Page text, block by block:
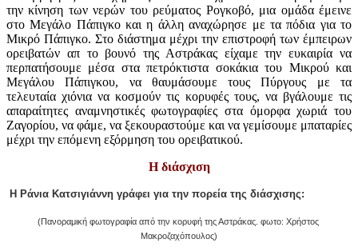
την κίνηση των νερών του ρεύματος Ρογκοβό, μια ομάδα έμεινε
στο Μεγάλο Πάπιγκο και η άλλη αναχώρησε με τα πόδια για το
Μικρό Πάπιγκο. Στο διάστημα μέχρι την επιστροφή των έμπειρων
ορειβατών απ το βουνό της Αστράκας είχαμε την ευκαιρία να
περπατήσουμε μέσα στα πετρόκτιστα σοκάκια του Μικρού και
Μεγάλου Πάπιγκου, να θαυμάσουμε τους Πύργους με τα
τελευταία χιόνια να κοσμούν τις κορυφές τους, να βγάλουμε τις
απαραίτητες αναμνηστικές φωτογραφίες στα όμορφα χωριά του
Ζαγορίου, να φάμε, να ξεκουραστούμε και να γεμίσουμε μπαταρίες
μέχρι την επόμενη εξόρμηση του ορειβατικού.
Η διάσχιση
Η Ράνια Κατσιγιάννη γράφει για την πορεία της διάσχισης:
(Πανοραμική φωτογραφία από την κορυφή της Αστράκας. φωτο: Χρήστος
Μακροζαχόπουλος)